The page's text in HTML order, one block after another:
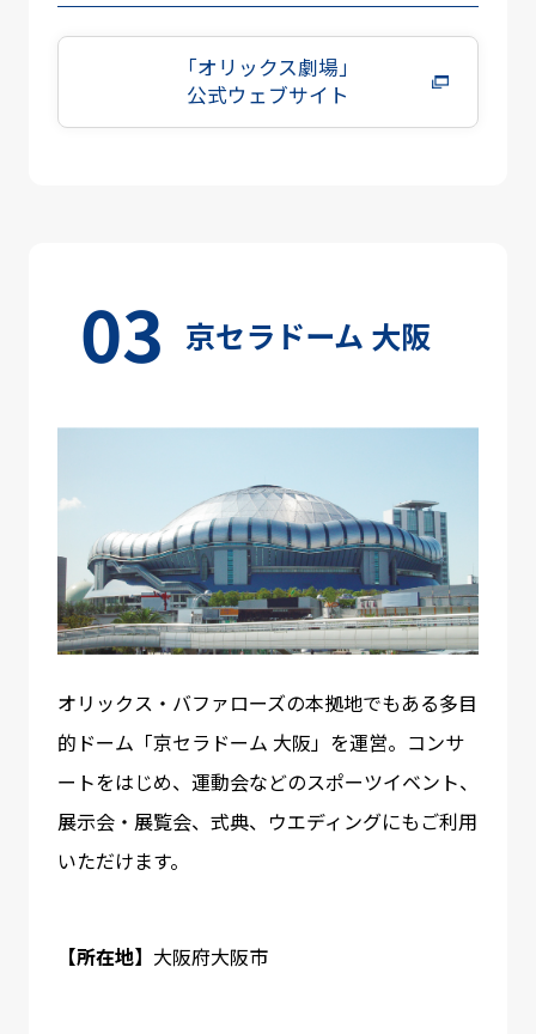
「オリックス劇場」
公式ウェブサイト
京セラドーム 大阪
オリックス・バファローズの本拠地でもある多目
的ドーム「京セラドーム 大阪」を運営。コンサ
ートをはじめ、運動会などのスポーツイベント、
展示会・展覧会、式典、ウエディングにもご利用
いただけます。
【所在地】 大阪府大阪市